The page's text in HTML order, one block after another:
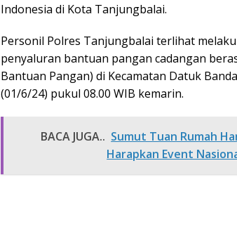
Indonesia di Kota Tanjungbalai.
Personil Polres Tanjungbalai terlihat
penyaluran bantuan pangan cadangan
Bantuan Pangan) di Kecamatan Datuk
(01/6/24) pukul 08.00 WIB kemarin.
BACA JUGA.. Sumut Tuan Rumah
Harapkan Event